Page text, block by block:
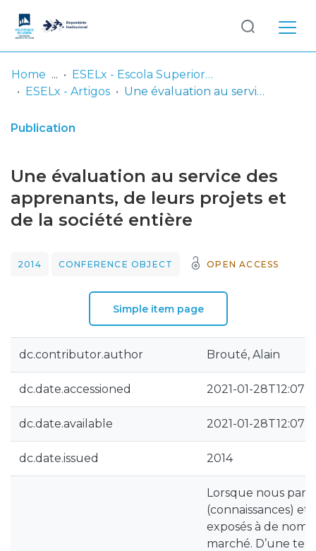
& Collections
Statistics
Log
In
Home
ESELx - Escola Superior de Educação de Lisboa
ESELx - Artigos
Une évaluation au service des apprenants, de leurs projets et de la société entière
Publication
Une évaluation au service des
apprenants, de leurs projets et
de la société entière
2014 CONFERENCE OBJECT OPEN ACCESS
Simple item page
dc.contributor.author Brouté, Alain
dc.date.accessioned 2021-01-
dc.date.available 2021-01-
dc.date.issued 2014
Lorsque nous
(connaissances) et
exposés à de
marché. D’une